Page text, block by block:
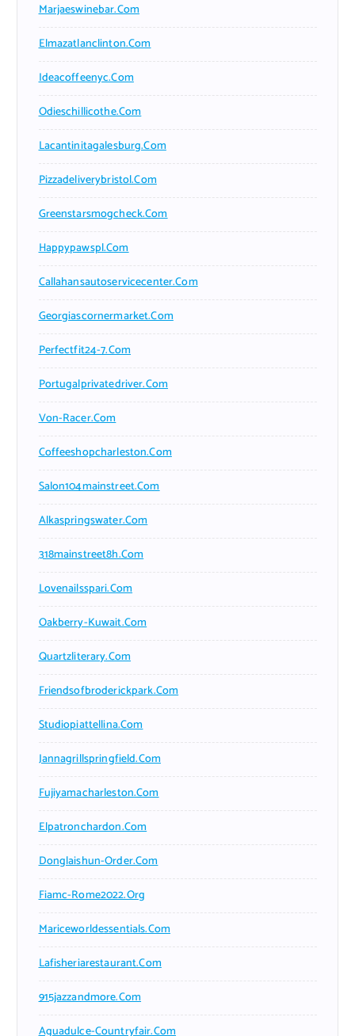
Marjaeswinebar.com
Elmazatlanclinton.com
Ideacoffeenyc.com
Odieschillicothe.com
Lacantinitagalesburg.com
Pizzadeliverybristol.com
Greenstarsmogcheck.com
Happypawspl.com
Callahansautoservicecenter.com
Georgiascornermarket.com
Perfectfit24-7.com
Portugalprivatedriver.com
Von-Racer.com
Coffeeshopcharleston.com
Salon104mainstreet.com
Alkaspringswater.com
318mainstreet8h.com
Lovenailsspari.com
Oakberry-Kuwait.com
Quartzliterary.com
Friendsofbroderickpark.com
Studiopiattellina.com
Jannagrillspringfield.com
Fujiyamacharleston.com
Elpatronchardon.com
Donglaishun-Order.com
Fiamc-Rome2022.org
Mariceworldessentials.com
Lafisheriarestaurant.com
915jazzandmore.com
Aguadulce-Countryfair.com